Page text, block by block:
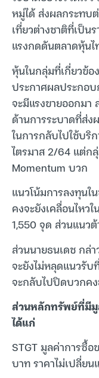
หมู่ได้ ส่งผลกระทบ
เที่ยวต่างชาติที่เป็น
แรงกดดันตลาดหุ้นไ
หุ้นในกลุ่มที่เกี่ยวข้
ประกาศผลประกอบ
จะมีแรงขายออกม
ด้านการระบาดที่ส่ง
ในการกลับไปใช้บริ
ไตรมาส 2/64 แต่ก
Momentum บวก
แนวโน้มการลงทุนใ
คงจะยังเคลื่อนไหว
1,550 จุด ส่วนแนว
ส่วนนายธนเดช กล่
จะยังไม่หลุดแนวรั
จะกลับไปปิดบวกค
ส่วนหลักทรัพย์ที่มี
ได้แก่
STGT มูลค่าการซื้
บาท ราคาไม่เปลี่ยน